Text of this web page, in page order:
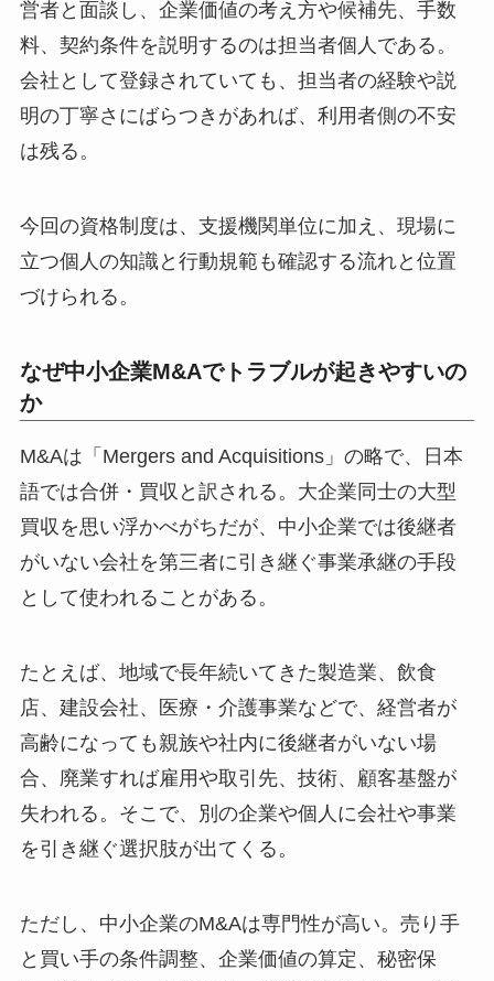
営者と面談し、企業価値の考え方や候補先、手数
料、契約条件を説明するのは担当者個人である。
会社として登録されていても、担当者の経験や説
明の丁寧さにばらつきがあれば、利用者側の不安
は残る。
今回の資格制度は、支援機関単位に加え、現場に
立つ個人の知識と行動規範も確認する流れと位置
づけられる。
なぜ中小企業M&Aでトラブルが起きやすいの
か
M&Aは「Mergers and Acquisitions」の略で、日本
語では合併・買収と訳される。大企業同士の大型
買収を思い浮かべがちだが、中小企業では後継者
がいない会社を第三者に引き継ぐ事業承継の手段
として使われることがある。
たとえば、地域で長年続いてきた製造業、飲食
店、建設会社、医療・介護事業などで、経営者が
高齢になっても親族や社内に後継者がいない場
合、廃業すれば雇用や取引先、技術、顧客基盤が
失われる。そこで、別の企業や個人に会社や事業
を引き継ぐ選択肢が出てくる。
ただし、中小企業のM&Aは専門性が高い。売り手
と買い手の条件調整、企業価値の算定、秘密保